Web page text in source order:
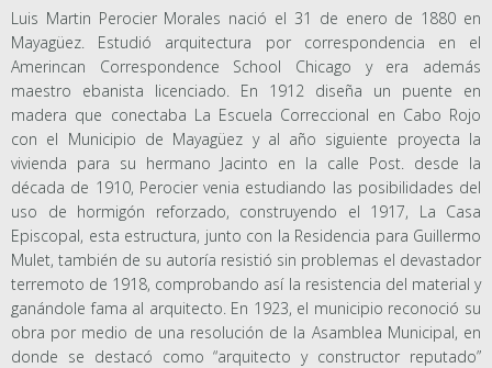
Luis Martin Perocier Morales nació el 31 de enero de 1880 en
Mayagüez. Estudió arquitectura por correspondencia en el
Amerincan Correspondence School Chicago y era además
maestro ebanista licenciado. En 1912 diseña un puente en
madera que conectaba La Escuela Correccional en Cabo Rojo
con el Municipio de Mayagüez y al año siguiente proyecta la
vivienda para su hermano Jacinto en la calle Post. desde la
década de 1910, Perocier venia estudiando las posibilidades del
uso de hormigón reforzado, construyendo el 1917, La Casa
Episcopal, esta estructura, junto con la Residencia para Guillermo
Mulet, también de su autoría resistió sin problemas el devastador
terremoto de 1918, comprobando así la resistencia del material y
ganándole fama al arquitecto. En 1923, el municipio reconoció su
obra por medio de una resolución de la Asamblea Municipal, en
donde se destacó como “arquitecto y constructor reputado”